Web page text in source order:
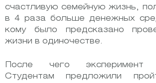
счастливую семейную жизнь,
в 4 раза больше денежных
кому было предсказано
жизни в одиночестве.
После чего эксперимент
Студентам предложили